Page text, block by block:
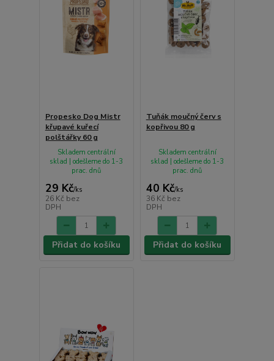
Propesko Dog Mistr
křupavé kuřecí
polštářky 60 g
29 Kč/ks
26 Kč bez
DPH
Skladem centrální
sklad | odešleme do 1-3
prac. dnů
Přidat do košíku
Tuňák moučný červ s
kopřivou 80 g
40 Kč/ks
36 Kč bez
DPH
Skladem centrální
sklad | odešleme do 1-3
prac. dnů
Přidat do košíku